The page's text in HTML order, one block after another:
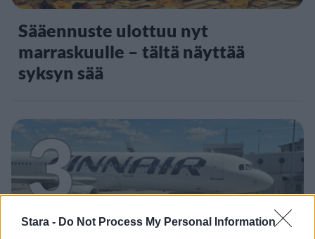
Stara - Do Not Process My Personal Information
Sääennuste ulottuu nyt
marraskuulle – tältä näyttää
syksyn sää
3